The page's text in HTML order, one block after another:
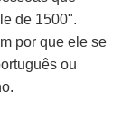
de 1500".
por que ele se
ou